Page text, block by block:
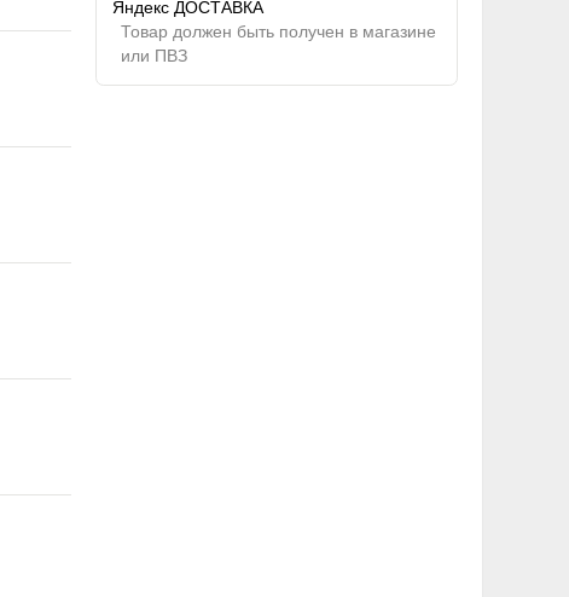
Яндекс ДОСТАВКА
Товар должен быть получен в магазине
или ПВЗ